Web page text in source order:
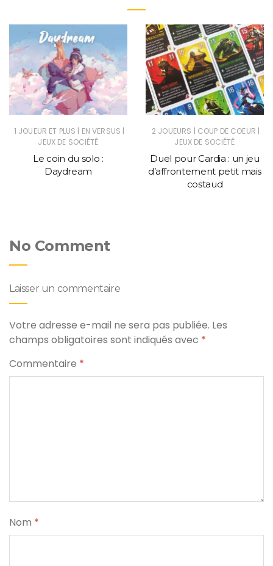
1 JOUEUR ET PLUS | EN VERSUS |
JEUX DE SOCIÉTÉ
Le coin du solo :
Daydream
2 JOUEURS | COUP DE COEUR |
JEUX DE SOCIÉTÉ
Duel pour Cardia : un jeu
d’affrontement petit mais
costaud
No Comment
Laisser un commentaire
Votre adresse e-mail ne sera pas publiée. Les
champs obligatoires sont indiqués avec *
Commentaire *
Nom *